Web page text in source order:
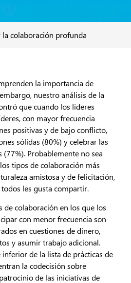
la colaboración profunda
la importancia de
nuestro análisis de la
que cuando los líderes
con mayor frecuencia
positivas y de bajo conflicto,
sólidas (80%) y celebrar las
Probablemente no sea
tipos de colaboración más
amistosa y de felicitación,
les gusta compartir.
de colaboración en los que los
con menor frecuencia son
en cuestiones de dinero,
y asumir trabajo adicional.
de la lista de prácticas de
la codecisión sobre
de las iniciativas de